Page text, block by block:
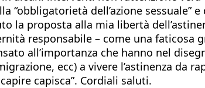
dell’azione sessuale”
la proposta alla mia libertà
responsabile – come una faticosa
all’importanza che hanno nel
ecc) a vivere l’astinenza da
capisca”. Cordiali saluti.